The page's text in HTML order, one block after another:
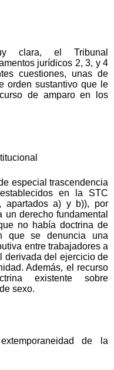
clara, el Tribunal
jurídicos 2, 3, y 4
cuestiones, unas de
orden sustantivo que le
de amparo en los
especial trascendencia
en la STC
apartados a) y b)), por
derecho fundamental
no había doctrina de
que se denuncia una
entre trabajadores a
derivada del ejercicio de
Además, el recurso
existente sobre
sexo.
de la